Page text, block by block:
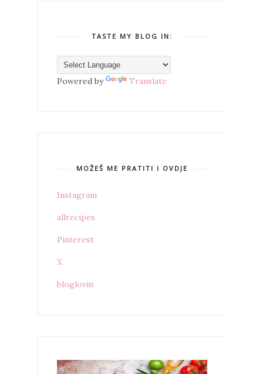
TASTE MY BLOG IN:
Powered by Translate
MOŽEŠ ME PRATITI I OVDJE
Instagram
allrecipes
Pinterest
X
bloglovin